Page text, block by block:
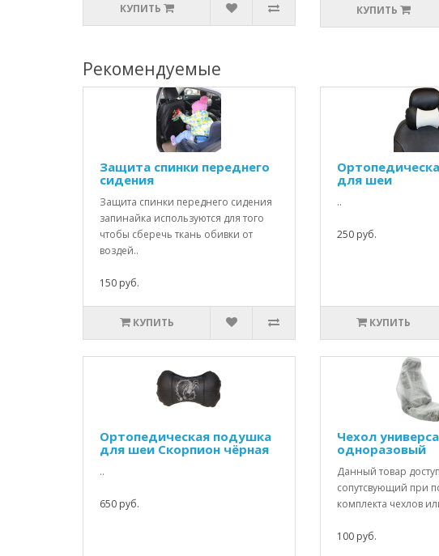
КУПИТЬ КУПИТЬ
Рекомендуемые
Защита спинки переднего
сидения
Защита спинки переднего сидения
запинайка используются для того
чтобы сберечь ткань обивки от
воздей..
150 руб.
КУПИТЬ
для шеи
..
250 руб.
КУПИТЬ
Ортопедическая подушка
для шеи Скорпион чёрная
..
650 руб.
Чехол
одноразовый
Данный товар
сопутсвующий при
комплекта чехлов
100 руб.